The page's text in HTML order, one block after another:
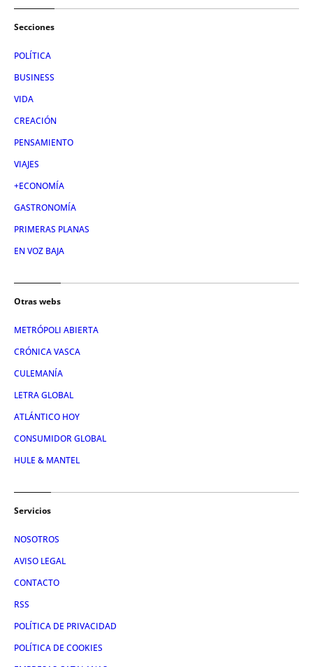
Secciones
POLÍTICA
BUSINESS
VIDA
CREACIÓN
PENSAMIENTO
VIAJES
+ECONOMÍA
GASTRONOMÍA
PRIMERAS PLANAS
EN VOZ BAJA
Otras webs
METRÓPOLI ABIERTA
CRÓNICA VASCA
CULEMANÍA
LETRA GLOBAL
ATLÁNTICO HOY
CONSUMIDOR GLOBAL
HULE & MANTEL
Servicios
NOSOTROS
AVISO LEGAL
CONTACTO
RSS
POLÍTICA DE PRIVACIDAD
POLÍTICA DE COOKIES